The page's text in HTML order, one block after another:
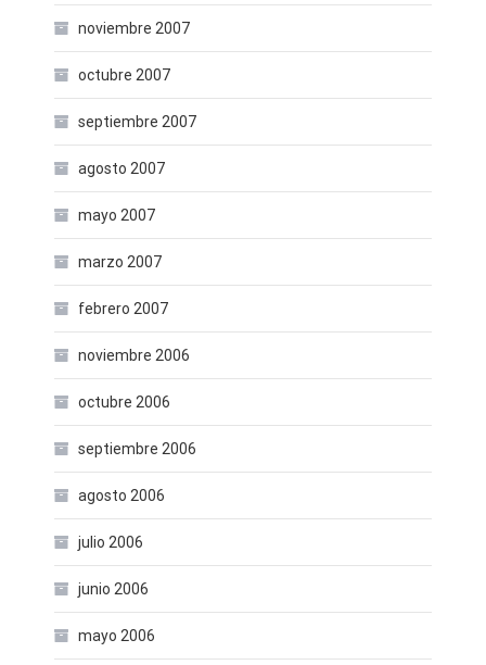
noviembre 2007
octubre 2007
septiembre 2007
agosto 2007
mayo 2007
marzo 2007
febrero 2007
noviembre 2006
octubre 2006
septiembre 2006
agosto 2006
julio 2006
junio 2006
mayo 2006